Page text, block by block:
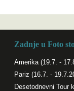
Zadnje u Foto
Amerika (19.7. -
Pariz (16.7. -
Desetodnevni Tour